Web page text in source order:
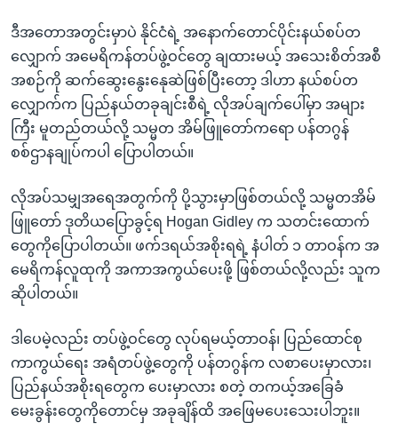
ဒီအတောအတွင်းမှာပဲ နိုင်ငံရဲ့ အနောက်တောင်ပိုင်းနယ်စပ်တ
လျှောက် အမေရိကန်တပ်ဖွဲ့ဝင်တွေ ချထားမယ့် အသေးစိတ်အစီ
အစဉ်ကို ဆက်ဆွေးနွေးနေုဆဲဖြစ်ပြီးတော့ ဒါဟာ နယ်စပ်တ
လျှောက်က ပြည်နယ်တခုချင်းစီရဲ့ လိုအပ်ချက်ပေါ်မှာ အများ
ကြီး မူတည်တယ်လို့ သမ္မတ အိမ်ဖြူတော်ကရော ပန်တဂွန်
စစ်ဌာနချုပ်ကပါ ပြောပါတယ်။
လိုအပ်သမျှအရေအတွက်ကို ပို့သွားမှာဖြစ်တယ်လို့ သမ္မတအိမ်
ဖြူတော် ဒုတိယပြောခွင့်ရ Hogan Gidley က သတင်းထောက်
တွေကိုပြောပါတယ်။ ဖက်ဒရယ်အစိုးရရဲ့ နံပါတ် ၁ တာဝန်က အ
မေရိကန်လူထုကို အကာအကွယ်ပေးဖို့ ဖြစ်တယ်လို့လည်း သူက
ဆိုပါတယ်။
ဒါပေမဲ့လည်း တပ်ဖွဲ့ဝင်တွေ လုပ်ရမယ့်တာဝန်၊ ပြည်ထောင်စု
ကာကွယ်ရေး အရံတပ်ဖွဲ့တွေကို ပန်တဂွန်က လစာပေးမှာလား၊
ပြည်နယ်အစိုးရတွေက ပေးမှာလား စတဲ့ တကယ့်အခြေခံ
မေးခွန်းတွေကိုတောင်မှ အခုချိန်ထိ အဖြေမပေးသေးပါဘူး။